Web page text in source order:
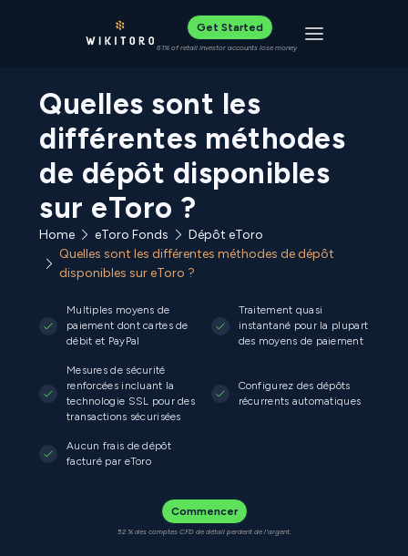
Get Started
61% of retail investor accounts lose money Toggle
Quelles sont les
différentes méthodes
de dépôt disponibles
sur eToro ?
Home eToro Fonds
Dépôt eToro
Quelles sont les différentes méthodes de dépôt
disponibles sur eToro ?
Multiples moyens de
paiement dont cartes de
débit et PayPal
Traitement quasi
instantané pour la plupart
des moyens de paiement
Mesures de sécurité
renforcées incluant la
technologie SSL pour des
transactions sécurisées
Configurez des dépôts
récurrents automatiques
Aucun frais de dépôt
facturé par eToro
Commencer
52 % des comptes CFD de détail perdent de l'argent.